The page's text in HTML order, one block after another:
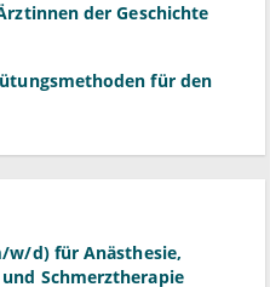
der Geschichte
für den
w/d) für Anästhesie,
Schmerztherapie